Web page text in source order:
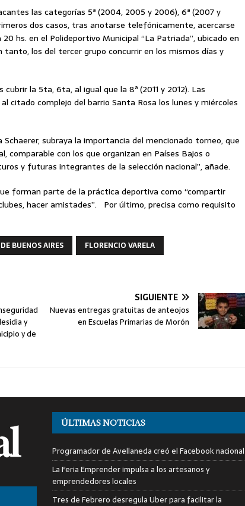
las categorías 5ª (2004, 2005 y 2006), 6ª (2007 y
dos casos, tras anotarse telefónicamente, acercarse
hs. en el Polideportivo Municipal “La Patriada”, ubicado en
tanto, los del tercer grupo concurrir en los mismos días y
la 5ta, 6ta, al igual que la 8ª (2011 y 2012). Las
citado complejo del barrio Santa Rosa los lunes y miércoles
Schaerer, subraya la importancia del mencionado torneo, que
con los que organizan en Países Bajos o
y futuras integrantes de la selección nacional”, añade.
forman parte de la práctica deportiva como “compartir
hacer amistades”. Por último, precisa como requisito
BUENOS AIRES
FLORENCIO VARELA
y
y de
SIGUIENTE
Nuevas entregas gratuitas de anteojos
en Escuelas Primarias de Morón
ÚLTIMAS NOTICIAS
Programador de Avellaneda creó el Facebook nacional
La Feria Emprender impulsa a los artesanos y
emprendedores locales
Tres de Febrero desregula Uber para facilitar la